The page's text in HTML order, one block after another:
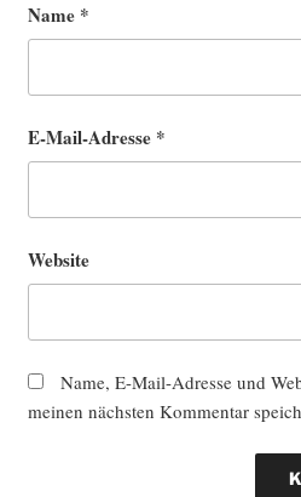
Name *
E-Mail-Adresse *
Website
Name, E-Mail-Adresse und
meinen nächsten Kommentar